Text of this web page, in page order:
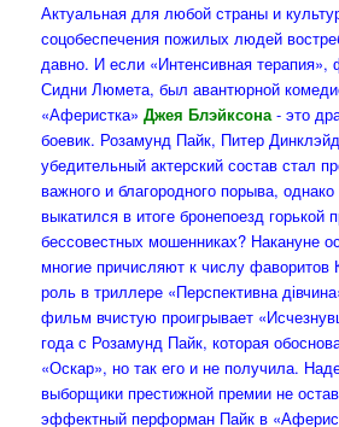
Актуальная для любой страны и
соцобеспечения пожилых людей
давно. И если «Интенсивная терапия»,
Сидни Люмета, был авантюрной
«Аферистка»Джея Блэйксона- это
боевик. Розамунд Пайк, Питер
убедительный актерский состав стал
важного и благородного порыва,
выкатился в итоге бронепоезд горькой
бессовестных мошенниках? Накануне
многие причисляют к числу фаворитов
роль в триллере «Перспективна
фильмвчистую проигрывает
года с Розамунд Пайк, которая
«Оскар», но так его и не получила.
выборщики престижной премии не
эффектный перформан Пайк в